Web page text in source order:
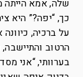
שלה, אמא הייתה
כך, “יפה?” היא
על ברכיה,
הרטוב
בערוותי, “אני